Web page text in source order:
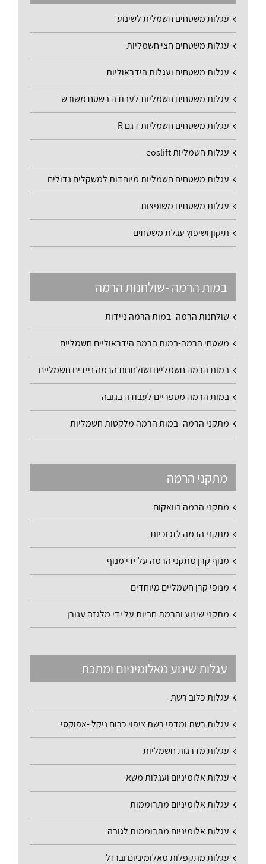
עגלות משטחים חשמלית לשינוע
עגלות משטחים חצי חשמליות
עגלות משטחים ועגלות הידראוליות
עגלות משטחים חשמליות לעבודה בשטח משובש
עגלות משטחים חשמליות דגם R
עגלות חשמליות eoslift
עגלות משטחים חשמליות מיוחדות למשקלים גדולים
עגלות משטחים משופצות
תיקון ושיפוץ עגלת משטחים
במות הרמה -שולחנות הרמה
שולחנות הרמה- במות הרמה ניידות
משטחי הרמה-במות הרמה הידראוליים חשמליים
במות הרמה חשמליים ושולחנות הרמה ניידים חשמליים
במות הרמה מספריים לעבודה בגובה
מתקני הרמה -במות הרמה מלקטות חשמליות
מתקני הרמה
מתקני הרמה בוואקום
מתקני הרמה לזכוכיות
מנוף קרן מתקני הרמה על ידי מנוף
מנופי קרן חשמליים מיוחדים
מתקני שינוע והרמת חביות על ידי מלגזה עגורן
עגלות שינוע מאלומיניום ומתכת
עגלות כלוב רשת
עגלות רשת ומדפי רשת ציפוי כרום ניקל -אפוקסי
עגלות מדרגות חשמליות
עגלות אלומיניום ועגלות משא
עגלות אלומיניום מתרוממות
עגלות אלומיניום מתרוממות לגובה
עגלות מתקפלות מאלומיניום וברזל